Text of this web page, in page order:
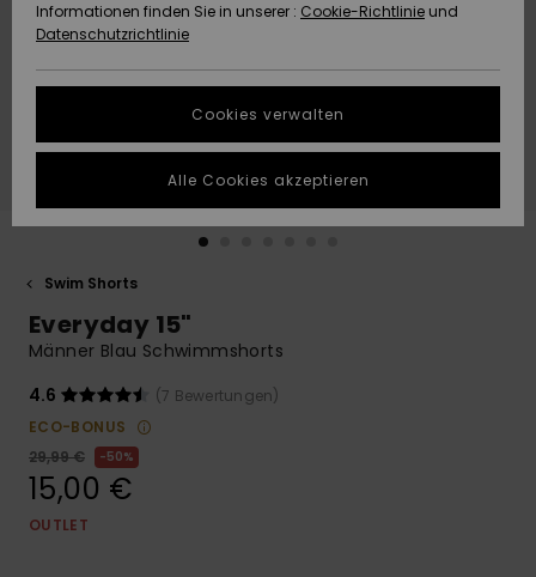
Highlights
Highlights
Starten Sie eine
um die
schnellste
Antwort auf Ihre
erhalten.
Finden Sie
die häufigsten
Fragen sowie
NACHHALTIGKEIT
SHOPS
QUIKSILVER APP
WUNSCHLISTE
Swim Shorts
Everyday 15"
Männer Blau Schwimmshorts
4.6
(7 Bewertungen)
ECO-BONUS
29,99 €
50%
15,00 €
OUTLET
Informationen finden Sie in unserer : Cookie-Richtlinie und
Datenschutzrichtlinie
Cookies verwalten
Alle Cookies akzeptieren